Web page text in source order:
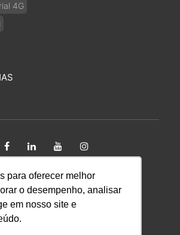
para oferecer melhor
o desempenho, analisar
em nosso site e
4G
Automação Ltda CNPJ:
Todos os direitos reservados.